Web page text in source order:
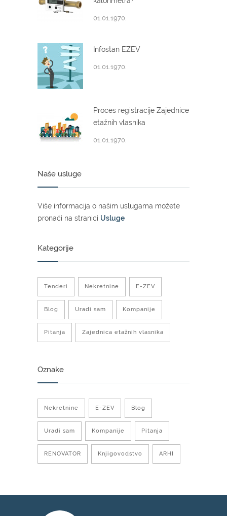
01.01.1970.
Infostan EZEV
01.01.1970.
Proces registracije Zajednice
etažnih vlasnika
01.01.1970.
Naše usluge
Više informacija o našim uslugama možete
pronaći na stranici Usluge
Kategorije
Tenderi Nekretnine E-ZEV
Blog Uradi sam Kompanije
Pitanja Zajednica etažnih vlasnika
Oznake
Nekretnine E-ZEV Blog
Uradi sam Kompanije Pitanja
RENOVATOR Knjigovodstvo ARHI